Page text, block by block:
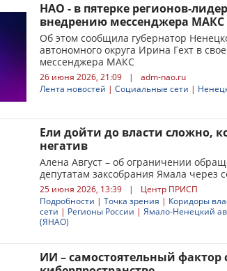
НАО - в пятерке регионов-
внедрению мессенджера МАКС
Об этом сообщила губернатор
автономного округа Ирина Гехт в
мессенджера МАКС
26 июня 2026, 21:09 |
adm-nao.ru
Лента новостей | Социальные сети |
Ели дойти до власти сложно,
негатив
Алена Август – об ограничении
депутатам заксобрания Ямала через
25 июня 2026, 13:39 |
Центр ПРИСП
Подробности | Точка зрения | Коридоры
сети | Регионы России | Ямало-Ненецкий
(ЯНАО)
ИИ – самостоятельный фактор